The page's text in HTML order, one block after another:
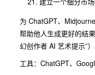
为 ChatGPT、
帮助他人生成更好的结
幻创作者 AI 艺术提示”）
工具：ChatGPT、